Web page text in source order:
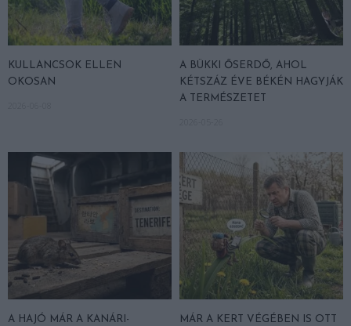
KULLANCSOK ELLEN
OKOSAN
A BÜKKI ŐSERDŐ, AHOL
KÉTSZÁZ ÉVE BÉKÉN HAGYJÁK
A TERMÉSZETET
A HAJÓ MÁR A KANÁRI-
MÁR A KERT VÉGÉBEN IS OTT